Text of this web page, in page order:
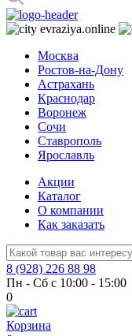
evraziya.online
Москва
Ростов-на-Дону
Астрахань
Краснодар
Воронеж
Сочи
Ставрополь
Ярославль
Акции
Каталог
О компании
Как заказать
8 (928) 226 88 98
Пн - Сб с 10:00 - 15:00
0
Корзина